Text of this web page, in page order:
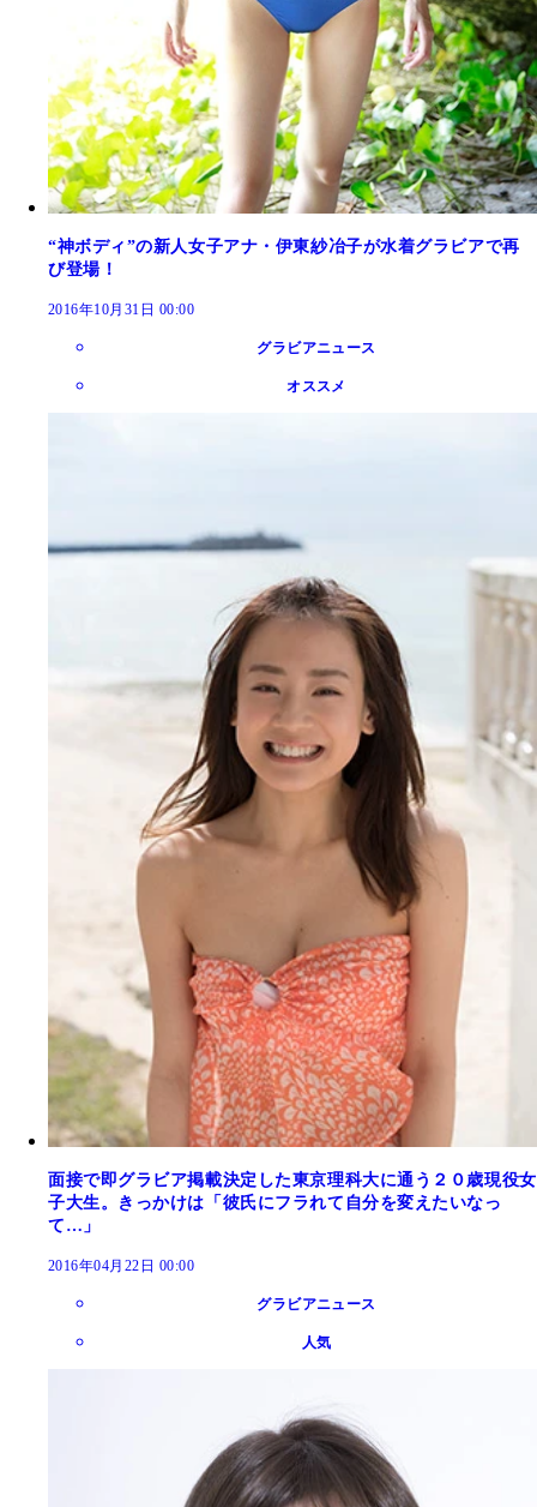
“神ボディ”の新人女子アナ・伊東紗冶子が水着グラビアで再
び登場！
2016年10月31日 00:00
グラビアニュース
オススメ
面接で即グラビア掲載決定した東京理科大に通う２０歳現役女
子大生。きっかけは「彼氏にフラれて自分を変えたいなっ
て…」
2016年04月22日 00:00
グラビアニュース
人気